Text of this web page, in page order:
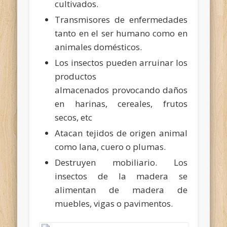
cultivados.
Transmisores de enfermedades
tanto en el ser humano como en
animales domésticos.
Los insectos pueden arruinar los
productos
almacenados provocando daños
en harinas, cereales, frutos
secos, etc
Atacan tejidos de origen animal
como lana, cuero o plumas.
Destruyen mobiliario. Los
insectos de la madera se
alimentan de madera de
muebles, vigas o pavimentos.